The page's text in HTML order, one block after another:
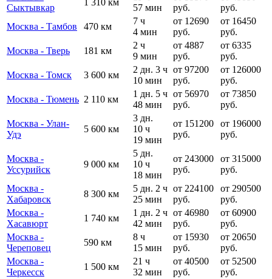
Сыктывкар
1 310 км
57 мин
руб.
руб.
Москва - Тамбов
470 км
7 ч
4 мин
от 12690
руб.
от 16450
руб.
Москва - Тверь
181 км
2 ч
9 мин
от 4887
руб.
от 6335
руб.
Москва - Томск
3 600 км
2 дн. 3 ч
10 мин
от 97200
руб.
от 126000
руб.
Москва - Тюмень 2 110 км
1 дн. 5 ч
48 мин
от 56970
руб.
от 73850
руб.
Москва - Улан-
Удэ
5 600 км
3 дн.
10 ч
19 мин
от 151200
руб.
от 196000
руб.
Москва -
Уссурийск
9 000 км
5 дн.
10 ч
18 мин
от 243000
руб.
от 315000
руб.
Москва -
Хабаровск
8 300 км
5 дн. 2 ч
25 мин
от 224100
руб.
от 290500
руб.
Москва -
Хасавюрт
1 740 км
1 дн. 2 ч
42 мин
от 46980
руб.
от 60900
руб.
Москва -
Череповец
590 км
8 ч
15 мин
от 15930
руб.
от 20650
руб.
Москва -
Черкесск
1 500 км
21 ч
32 мин
от 40500
руб.
от 52500
руб.